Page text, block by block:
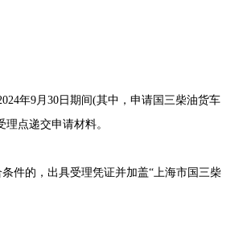
年9月30日期间(其中，申请国三柴油货车
点递交申请材料。
的，出具受理凭证并加盖“上海市国三柴